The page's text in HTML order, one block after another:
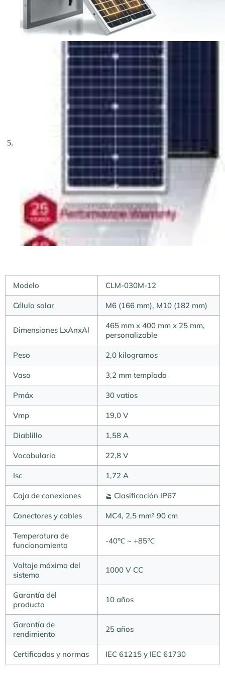
Modelo CLM-030M-12
Célula solar M6 (166 mm), M10 (182 mm)
Dimensiones LxAnxAl
465 mm x 400 mm x 25 mm,
personalizable
Peso 2,0 kilogramos
Vaso 3,2 mm templado
Pmáx 30 vatios
Vmp 19,0 V
Diablillo 1,58 A
Vocabulario 22,8 V
Isc 1,72 A
Caja de conexiones ≧ Clasificación IP67
Conectores y cables MC4, 2,5 mm² 90 cm
Temperatura de
funcionamiento
-40℃ ~ +85℃
Voltaje máximo del
sistema
1000 V CC
Garantía del
producto
10 años
Garantía de
rendimiento
25 años
Certificados y normas IEC 61215 y IEC 61730